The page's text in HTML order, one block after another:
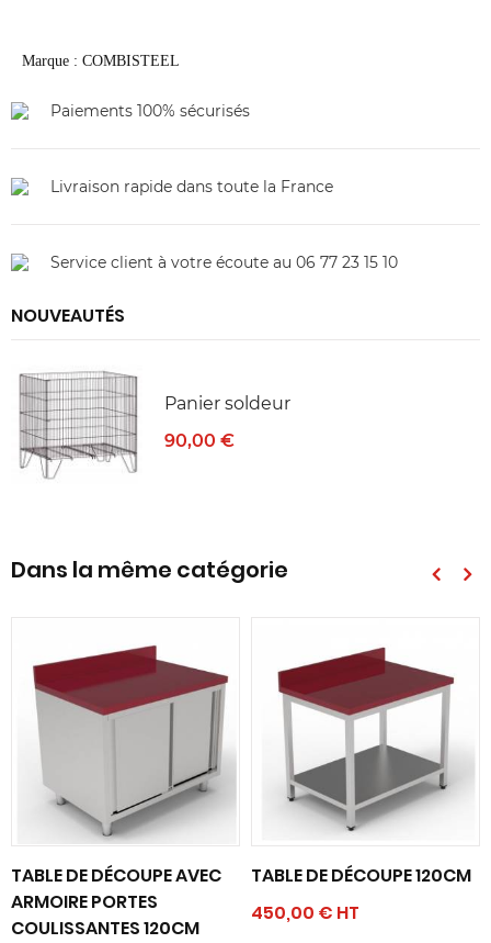
Marque : COMBISTEEL
Paiements 100% sécurisés
Livraison rapide dans toute la France
Service client à votre écoute au 06 77 23 15 10
NOUVEAUTÉS
Panier soldeur
90,00 €
Dans la même catégorie
TABLE DE DÉCOUPE AVEC
ARMOIRE PORTES
COULISSANTES 120CM
TABLE DE DÉCOUPE 120CM
450,00 € HT